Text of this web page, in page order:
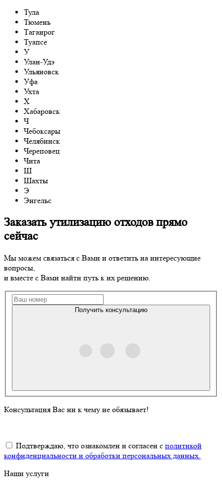
Тула
Тюмень
Таганрог
Туапсе
У
Улан-Удэ
Ульяновск
Уфа
Ухта
Х
Хабаровск
Ч
Чебоксары
Челябинск
Череповец
Чита
Ш
Шахты
Э
Энгельс
Заказать утилизацию отходов прямо
сейчас
Мы можем связаться с Вами и ответить на интересующие
вопросы,
и вместе с Вами найти путь к их решению.
Получить консультацию
Консультация Вас ни к чему не обязывает!
Подтверждаю, что ознакомлен и согласен с политикой
конфиденциальности и обработки персональных данных.
Наши услуги